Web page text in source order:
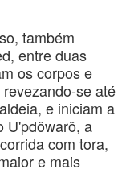
também
entre duas
os corpos e
se até
e iniciam a
U'pdöwarõ, a
com tora,
e mais